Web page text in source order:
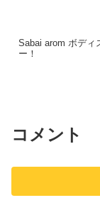
Sabai arom ボデ
ー！
コメント